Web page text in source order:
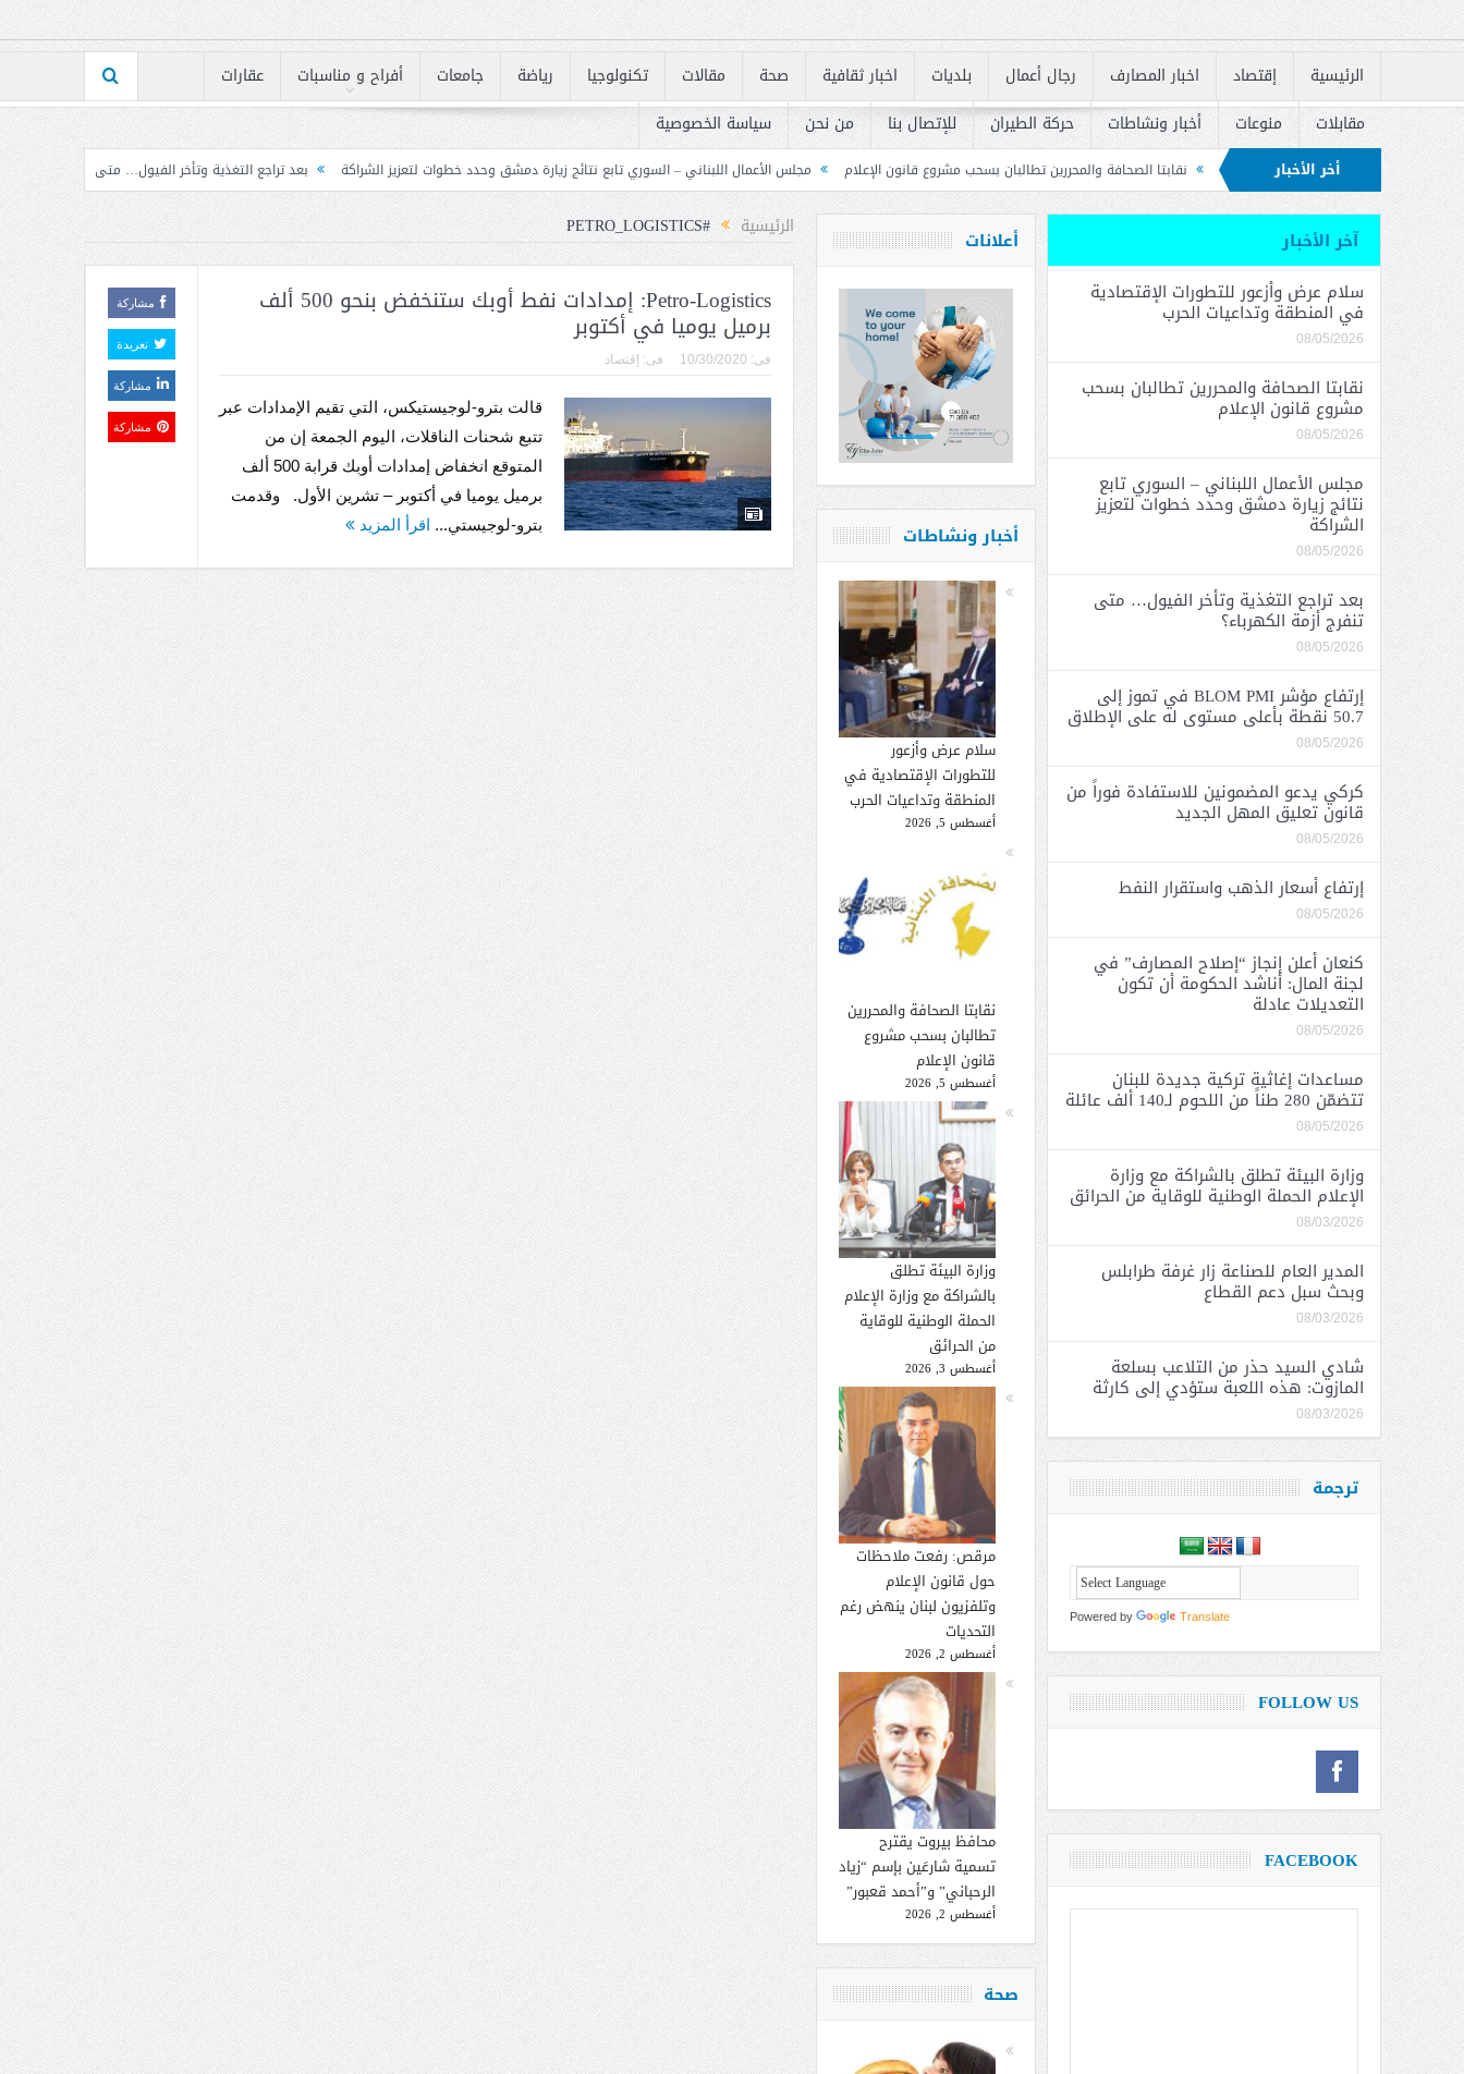
الرئيسية إقتصاد اخبار المصارف رجال أعمال بلديات اخبار ثقافية صحة مقالات تكنولوجيا رياضة جامعات أفراح و مناسبات
عقارات
مقابلات
منوعات أخبار ونشاطات حركة الطيران للإتصال بنا من نحن سياسة الخصوصية
أخر الأخبار الحرب نقابتا الصحافة والمحررين تطالبان بسحب مشروع قانون الإعلام مجلس الأعمال اللبناني – السوري تابع نتائج زيارة دمشق وحدد خطوات لتعزيز الشراكة بعد تراجع التغذية وتأخر الفيول… متى تنفرج أزمة الكهرباء؟
إرتفاع مؤشر BLOM PMI في تموز إلى 50.7 نقطة بأعلى مستوى له على الإطلاق
الوطنية للوقاية من الحرائق
الرئيسية #PETRO_LOGISTICS
Petro-Logistics: إمدادات نفط أوبك ستنخفض بنحو 500 ألف
برميل يوميا في أكتوبر
فى: 10/30/2020 فى: إقتصاد
قالت بترو-لوجيستيكس، التي تقيم الإمدادات عبر
تتبع شحنات الناقلات، اليوم الجمعة إن من
المتوقع انخفاض إمدادات أوبك قرابة 500 ألف
برميل يوميا في أكتوبر – تشرين الأول. وقدمت
بترو-لوجيستي... اقرأ المزيد
مشاركة
تغريدة
مشاركة
مشاركة
أعلانات
أخبار ونشاطات
سلام عرض وأزعور
للتطورات الإقتصادية في
المنطقة وتداعيات الحرب
أغسطس 5, 2026
نقابتا الصحافة والمحررين
تطالبان بسحب مشروع
قانون الإعلام
أغسطس 5, 2026
وزارة البيئة تطلق
بالشراكة مع وزارة الإعلام
الحملة الوطنية للوقاية
من الحرائق
أغسطس 3, 2026
مرقص: رفعت ملاحظات
حول قانون الإعلام
وتلفزيون لبنان ينهض رغم
التحديات
أغسطس 2, 2026
محافظ بيروت يقترح
تسمية شارعَين بإسم “زياد
الرحباني” و”أحمد قعبور”
أغسطس 2, 2026
صحة
آخر الأخبار
سلام عرض وأزعور للتطورات الإقتصادية
في المنطقة وتداعيات الحرب
08/05/2026
نقابتا الصحافة والمحررين تطالبان بسحب
مشروع قانون الإعلام
08/05/2026
مجلس الأعمال اللبناني – السوري تابع
نتائج زيارة دمشق وحدد خطوات لتعزيز
الشراكة
08/05/2026
بعد تراجع التغذية وتأخر الفيول… متى
تنفرج أزمة الكهرباء؟
08/05/2026
إرتفاع مؤشر BLOM PMI في تموز إلى
50.7 نقطة بأعلى مستوى له على الإطلاق
08/05/2026
كركي يدعو المضمونين للاستفادة فوراً من
قانون تعليق المهل الجديد
08/05/2026
إرتفاع أسعار الذهب واستقرار النفط
08/05/2026
كنعان أعلن إنجاز “إصلاح المصارف” في
لجنة المال: أناشد الحكومة أن تكون
التعديلات عادلة
08/05/2026
مساعدات إغاثية تركية جديدة للبنان
تتضمّن 280 طناً من اللحوم لـ140 ألف عائلة
08/05/2026
وزارة البيئة تطلق بالشراكة مع وزارة
الإعلام الحملة الوطنية للوقاية من الحرائق
08/03/2026
المدير العام للصناعة زار غرفة طرابلس
وبحث سبل دعم القطاع
08/03/2026
شادي السيد حذر من التلاعب بسلعة
المازوت: هذه اللعبة ستؤدي إلى كارثة
08/03/2026
ترجمة
Powered by Translate
FOLLOW US
FACEBOOK